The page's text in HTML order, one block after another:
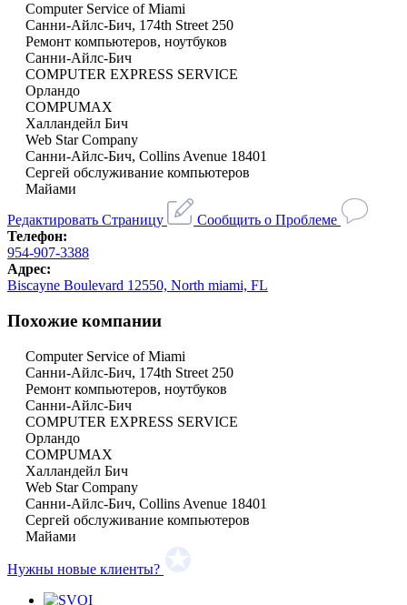
Computer Service of Miami
Санни-Айлс-Бич, 174th Street 250
Ремонт компьютеров, ноутбуков
Санни-Айлс-Бич
COMPUTER EXPRESS SERVICE
Орландо
COMPUMAX
Халландейл Бич
Web Star Company
Санни-Айлс-Бич, Collins Avenue 18401
Сергей обслуживание компьютеров
Майами
Редактировать Страницу
Сообщить о Проблеме
Телефон:
954-907-3388
Адрес:
Biscayne Boulevard 12550, North miami, FL
Похожие компании
Computer Service of Miami
Санни-Айлс-Бич, 174th Street 250
Ремонт компьютеров, ноутбуков
Санни-Айлс-Бич
COMPUTER EXPRESS SERVICE
Орландо
COMPUMAX
Халландейл Бич
Web Star Company
Санни-Айлс-Бич, Collins Avenue 18401
Сергей обслуживание компьютеров
Майами
Нужны новые клиенты?